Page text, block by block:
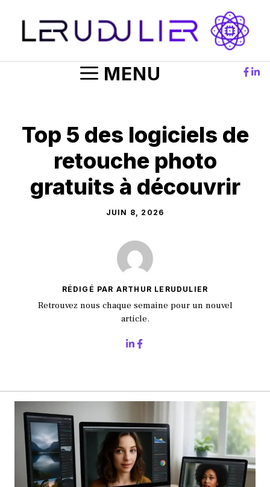
contenu
MENU
Top 5 des logiciels de
retouche photo
gratuits à découvrir
JUIN 8, 2026
RÉDIGÉ PAR ARTHUR LERUDULIER
Retrouvez nous chaque semaine pour un nouvel
article.